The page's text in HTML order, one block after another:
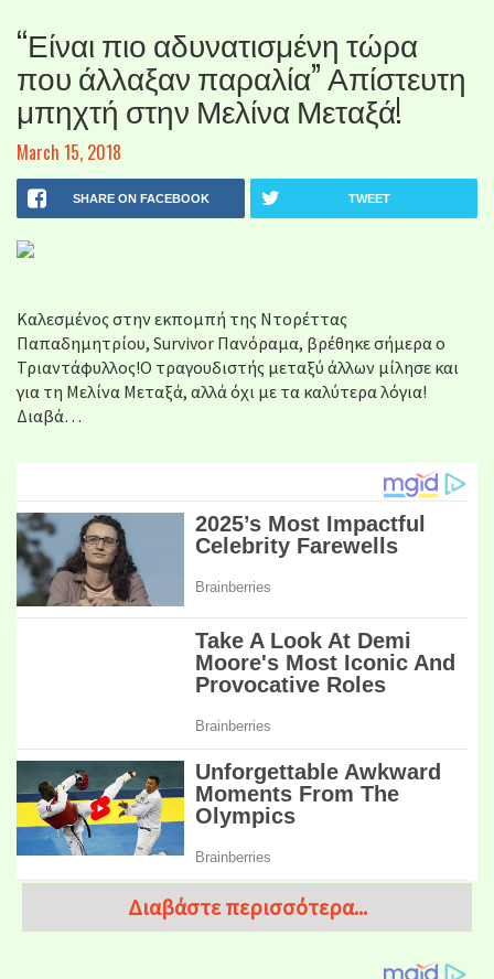
“Είναι πιο αδυνατισμένη τώρα
που άλλαξαν παραλία” Απίστευτη
μπηχτή στην Μελίνα Μεταξά!
March 15, 2018
SHARE ON FACEBOOK TWEET
Καλεσμένος στην εκπομπή της Ντορέττας
Παπαδημητρίου, Survivor Πανόραμα, βρέθηκε σήμερα ο
Τριαντάφυλλος!Ο τραγουδιστής μεταξύ άλλων μίλησε και
για τη Μελίνα Μεταξά, αλλά όχι με τα καλύτερα λόγια!
Διαβά…
Διαβάστε περισσότερα...